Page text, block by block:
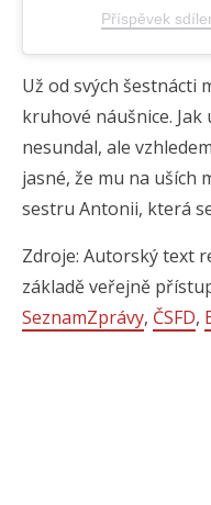
Příspěvek
Už od svých šestnácti
kruhové náušnice. Jak
nesundal, ale
jasné, že mu na uších
sestru Antonii, která
Zdroje: Autorský text
základě veřejně
SeznamZprávy, ČSFD,